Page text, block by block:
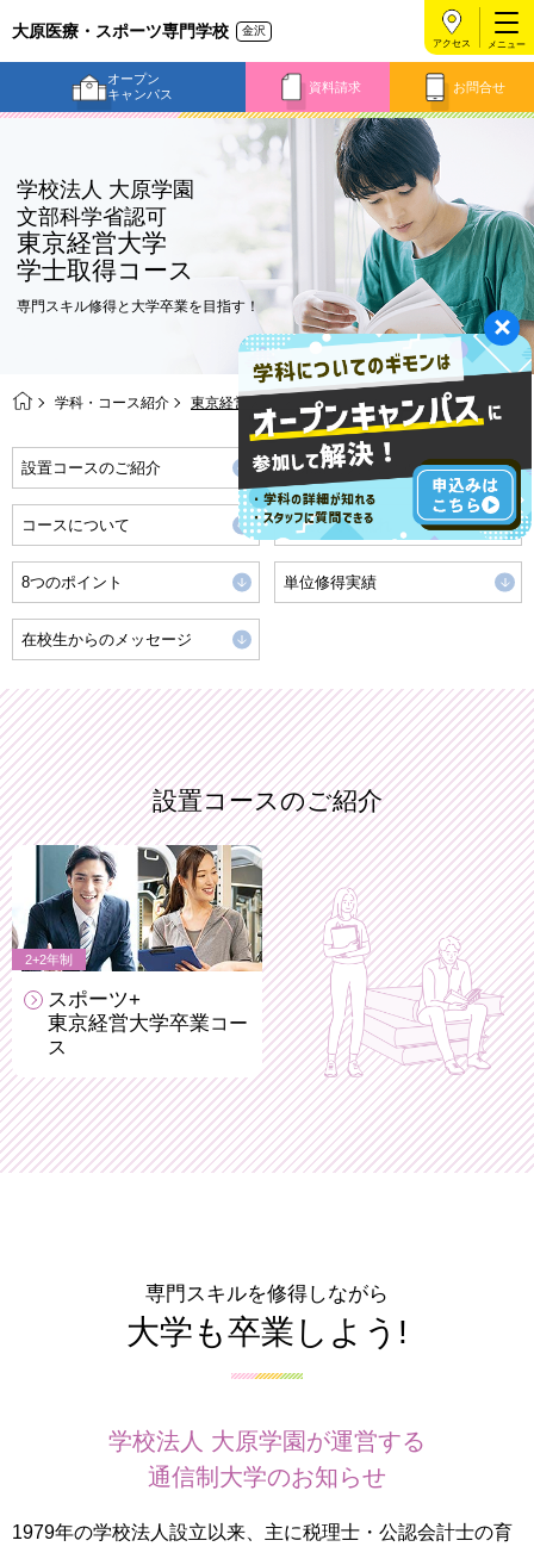
大原医療・スポーツ専門学校 金沢
オープン
キャンパス
資料請求 お問合せ
アクセス
学校法人 大原学園
文部科学省認可
東京経営大学
学士取得コース
専門スキル修得と大学卒業を目指す！
学科・コース紹介 東京経営大学 学士取得コース
設置コースのご紹介 東京経営大学について
コースについて 卒業までの流れ
8つのポイント 単位修得実績
在校生からのメッセージ
設置コースのご紹介
2+2年制
スポーツ+
東京経営大学卒業コー
ス
専門スキルを修得しながら
大学も卒業しよう!
学校法人 大原学園が運営する
通信制大学のお知らせ
1979年の学校法人設立以来、主に税理士・公認会計士の育